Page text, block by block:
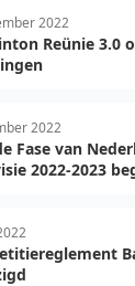
2022
Reünie 3.0
2022
Fase van
2022-2023